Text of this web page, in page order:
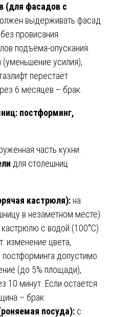
(для фасадов с
выдерживать фасад
провисания.
подъёма-опускания.
(уменьшение усилия),
перестаёт
6 месяцев – брак.
постформинг,
часть кухни.
для столешниц
кастрюля): на
в незаметном месте)
с водой (100°C)
изменение цвета,
допустимо
(до 5% площади),
10 минут. Если остаётся
– брак.
посуда): с